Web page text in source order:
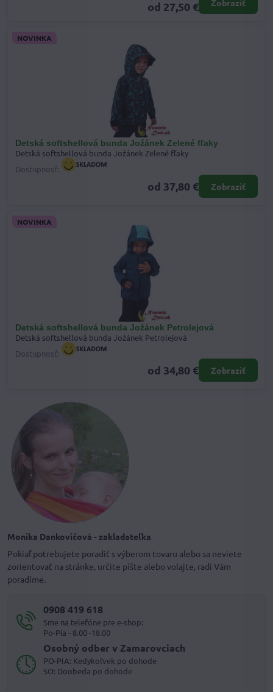
od 27,50 € Zobraziť
Detská softshellová bunda Jožánek Zelené fľaky
NOVINKA
Detská softshellová bunda Jožánek Zelené fľaky
Dostupnosť:
od 37,80 € Zobraziť
Detská softshellová bunda Jožánek Petrolejová
NOVINKA
Detská softshellová bunda Jožánek Petrolejová
Dostupnosť:
od 34,80 € Zobraziť
Monika Dankovičová - zakladateľka
Pokiaľ potrebujete poradiť s výberom tovaru alebo sa neviete
zorientovať na stránke, určite píšte alebo volajte, radi Vám
poradíme.
0908 419 618
Sme na telefóne pre e-shop:
Po-Pia - 8.00 -18.00
Osobný odber v Zamarovciach
PO-PIA: Kedykoľvek po dohode
SO: Doobeda po dohode